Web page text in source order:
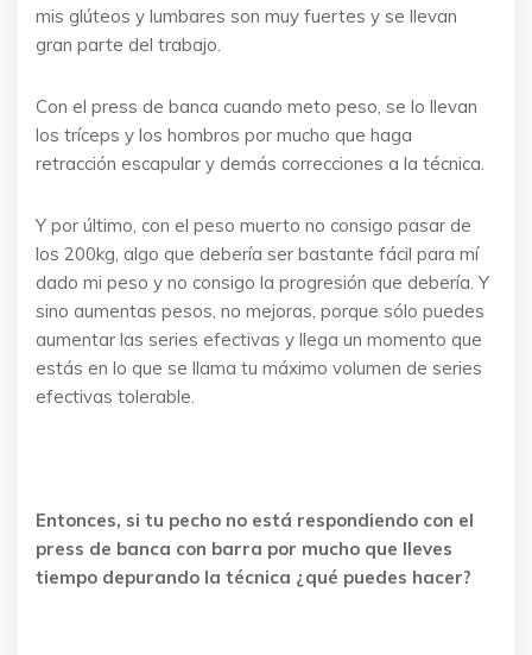
mis glúteos y lumbares son muy fuertes y se llevan
gran parte del trabajo.
Con el press de banca cuando meto peso, se lo llevan
los tríceps y los hombros por mucho que haga
retracción escapular y demás correcciones a la técnica.
Y por último, con el peso muerto no consigo pasar de
los 200kg, algo que debería ser bastante fácil para mí
dado mi peso y no consigo la progresión que debería. Y
sino aumentas pesos, no mejoras, porque sólo puedes
aumentar las series efectivas y llega un momento que
estás en lo que se llama tu máximo volumen de series
efectivas tolerable.
Entonces, si tu pecho no está respondiendo con el
press de banca con barra por mucho que lleves
tiempo depurando la técnica ¿qué puedes hacer?